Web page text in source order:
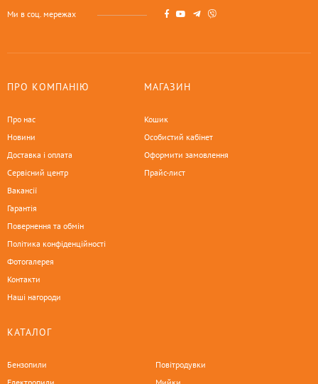
Ми в соц. мережах
ПРО КОМПАНІЮ
Про нас
Новини
Доставка і оплата
Сервісний центр
Вакансії
Гарантія
Повернення та обмін
Політика конфіденційності
Фотогалерея
Контакти
Наші нагороди
МАГАЗИН
Кошик
Особистий кабінет
Оформити замовлення
Прайс-лист
КАТАЛОГ
Бензопили
Повітродувки